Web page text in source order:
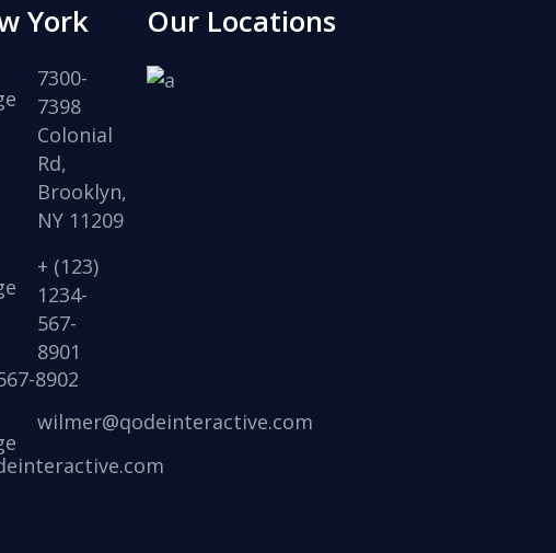
York
7300-
7398
Colonial
Rd,
Brooklyn,
NY 11209
+ (123)
1234-
567-
8901
8902
wilmer@qodeinteractive.com
Our Locations